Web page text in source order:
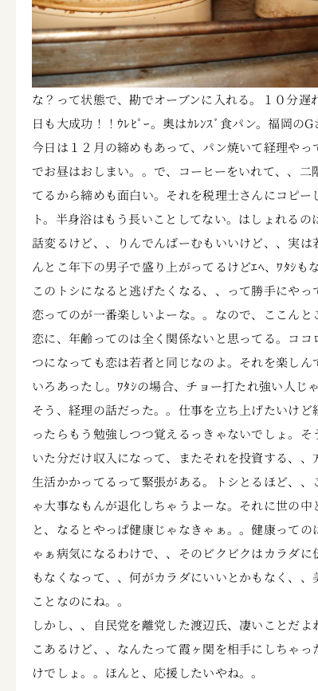
な？って状態で、勘でオーブンに入れる。１０分
日も大成功！！ｳﾚﾋﾟｰ。奥はｶﾚﾝｽﾞ食パン。福岡の
今日は１２月の締めもあって、パン焼いて経理や
でお昼はおしまい。。で、コーヒーをいれて、、
てるから締めも面白い。それを税理士さんにコピ
ト。半身浴はもう長いことしてない。はしょれるの
話変るけど、、りんでんばーむもいいけど、、実
んとこ年下の男子で盛り上がってるけどｴﾍ、ﾜﾀｼも
このトシになると逃げたくなる、、って勝手にや
恋ってのが一番楽しいよーな。。なので、ここん
恋に、年齢ってのは全く関係ないと思ってる。コ
つになっても恋は若者と同じなのよ。それを楽し
いろあったし。ﾜﾀｼの場合、チョー打たれ強い人じ
そう、経理の話だった。。仕事を立ち上げたいけ
ったらもう勉強しつつ覚えるっきゃないでしょ。
いた分だけ収入になって、またそれを投資する、
生活かかってるって緊張がある。トシとるほど、
ゃ大事なもんが退化しちゃうよーな。それに世の中
と、なるとやっぱ健康じゃなきゃぁ。。健康って
ゃぁ病気になるわけで、、そのビクビクはカラダ
もなくなって、、何がカラダにいいとかもなく、
ことなのにね。。
しかし、、自民党を離党した渡辺氏、凄いことだ
こあるけど、、なんたって霞ヶ関を相手にしちゃ
けでしょ。。ほんと、応援したいやね。。